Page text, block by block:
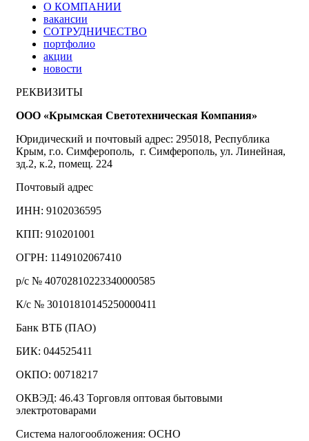
О КОМПАНИИ
вакансии
СОТРУДНИЧЕСТВО
портфолио
акции
новости
РЕКВИЗИТЫ
ООО «Крымская Светотехническая Компания»
Юридический и почтовый адрес: 295018, Республика
Крым, г.о. Симферополь, г. Симферополь, ул. Линейная,
зд.2, к.2, помещ. 224
Почтовый адрес
ИНН: 9102036595
КПП: 910201001
ОГРН: 1149102067410
р/с № 40702810223340000585
К/с № 30101810145250000411
Банк ВТБ (ПАО)
БИК: 044525411
ОКПО: 00718217
ОКВЭД: 46.43 Торговля оптовая бытовыми
электротоварами
Система налогообложения: ОСНО